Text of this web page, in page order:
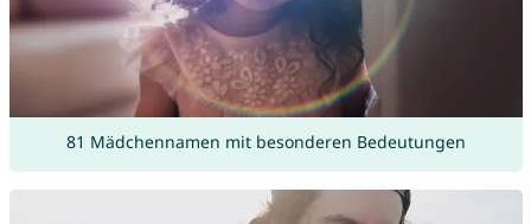
81 Mädchennamen mit besonderen Bedeutungen